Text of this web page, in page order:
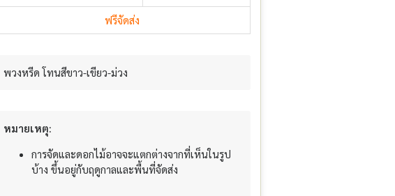
ฟรีจัดส่ง
พวงหรีด โทนสีขาว-เขียว-ม่วง
หมายเหตุ:
การจัดและดอกไม้อาจจะแตกต่างจากที่เห็นในรูป
บ้าง ขึ้นอยู่กับฤดูกาลและพื้นที่จัดส่ง